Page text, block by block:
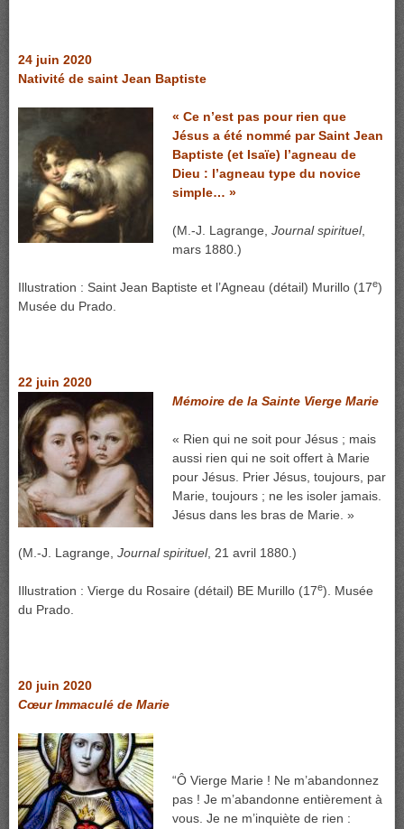
24 juin 2020
Nativité de saint Jean Baptiste
« Ce n’est pas pour rien que
Jésus a été nommé par Saint Jean
Baptiste (et Isaïe) l’agneau de
Dieu : l’agneau type du novice
simple… »
(M.-J. Lagrange, Journal spirituel,
mars 1880.)
Illustration : Saint Jean Baptiste et l’Agneau (détail) Murillo (17e)
Musée du Prado.
22 juin 2020
Mémoire de la Sainte Vierge Marie
« Rien qui ne soit pour Jésus ; mais
aussi rien qui ne soit offert à Marie
pour Jésus. Prier Jésus, toujours, par
Marie, toujours ; ne les isoler jamais.
Jésus dans les bras de Marie. »
(M.-J. Lagrange, Journal spirituel, 21 avril 1880.)
Illustration : Vierge du Rosaire (détail) BE Murillo (17e). Musée
du Prado.
20 juin 2020
Cœur Immaculé de Marie
“Ô Vierge Marie ! Ne m’abandonnez
pas ! Je m’abandonne entièrement à
vous. Je ne m’inquiète de rien :